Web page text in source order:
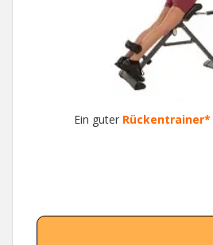
Ein guter Rückentrainer*